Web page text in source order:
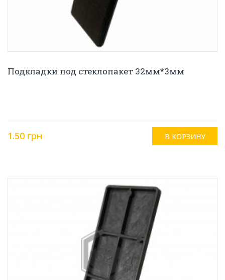
Подкладки под стеклопакет 32мм*3мм
1.50 грн